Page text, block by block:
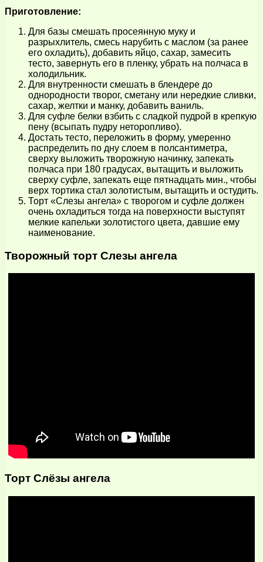
Приготовление:
Для базы смешать просеянную муку и
разрыхлитель, смесь нарубить с маслом (за ранее
его охладить), добавить яйцо, сахар, замесить
тесто, завернуть его в пленку, убрать на полчаса в
холодильник.
Для внутренности смешать в блендере до
однородности творог, сметану или нередкие сливки,
сахар, желтки и манку, добавить ваниль.
Для суфле белки взбить с сладкой пудрой в крепкую
пену (всыпать пудру неторопливо).
Достать тесто, переложить в форму, умеренно
распределить по дну слоем в полсантиметра,
сверху выложить творожную начинку, запекать
полчаса при 180 градусах, вытащить и выложить
сверху суфле, запекать еще пятнадцать мин., чтобы
верх тортика стал золотистым, вытащить и остудить.
Торт «Слезы ангела» с творогом и суфле должен
очень охладиться тогда на поверхности выступят
мелкие капельки золотистого цвета, давшие ему
наименование.
Творожный торт Слезы ангела
Торт Слёзы ангела